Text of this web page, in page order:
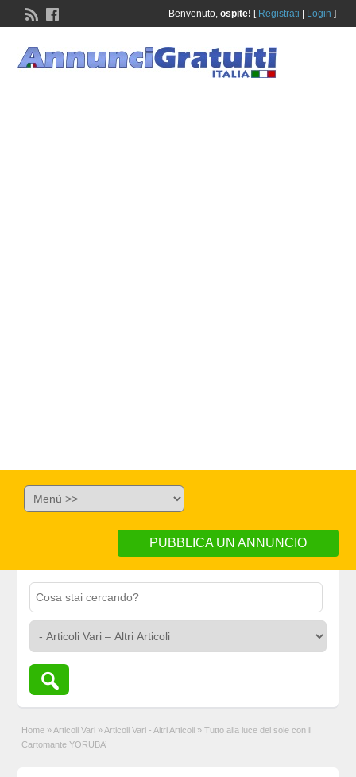
Benvenuto, ospite! [ Registrati Login ]
PUBBLICA UN ANNUNCIO
Home » Articoli Vari » Articoli Vari - Altri Articoli » Tutto alla luce del sole con il
Cartomante YORUBA’